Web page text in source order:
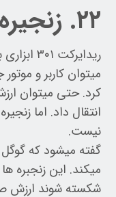
۲۲. زنجیره ریدایرکت
میتوان کاربر و
کرد. حتی میتوان
انتقال داد. اما
نیست.
میکند. این زنجبره
شکسته شوند ارزش